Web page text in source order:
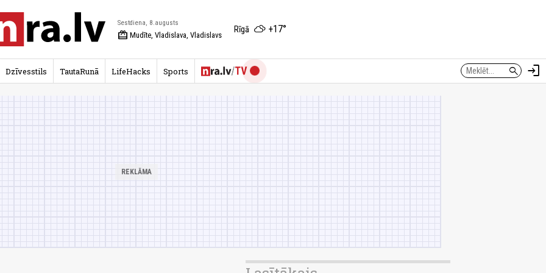
Sestdiena, 8.augusts
redeem Mudīte, Vladislava, Vladislavs
Rīgā +17°
search login
Dzīvesstils TautaRunā LifeHacks Sports